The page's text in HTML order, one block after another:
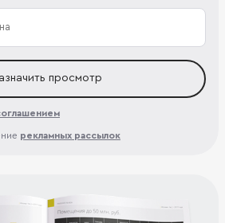
просмотр
рекламных рассылок